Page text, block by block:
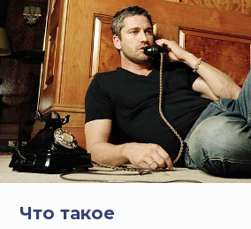
Что такое